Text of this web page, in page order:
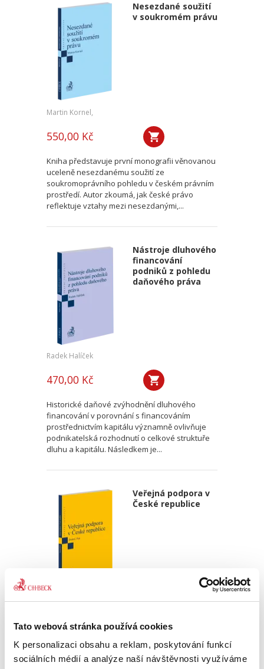
Tato webová stránka používá cookies
K personalizaci obsahu a reklam, poskytování funkcí
sociálních médií a analýze naší návštěvnosti využíváme
Nesezdané soužití
v soukromém právu
Martin Kornel,
550,00 Kč
Kniha představuje první monografii věnovanou
uceleně nesezdanému soužití ze
soukromoprávního pohledu v českém právním
prostředí. Autor zkoumá, jak české právo
reflektuje vztahy mezi nesezdanými,...
Nástroje dluhového
financování
podniků z pohledu
daňového práva
Radek Halíček
470,00 Kč
Historické daňové zvýhodnění dluhového
financování v porovnání s financováním
prostřednictvím kapitálu významně ovlivňuje
podnikatelská rozhodnutí o celkové struktuře
dluhu a kapitálu. Následkem je...
Veřejná podpora v
České republice
Ondřej Dostal,Michal Petr
340,00 Kč
Monografie pojímá uceleným způsobem
problematiku veřejné podpory, které je, přes